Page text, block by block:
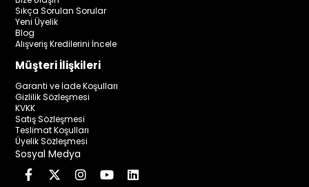
Sıkça Sorulan Sorular
Yeni Üyelik
Blog
Alışveriş Kredilerini İncele
Müşteri İlişkileri
Garanti ve İade Koşulları
Gizlilik Sözleşmesi
KVKK
Satış Sözleşmesi
Teslimat Koşulları
Üyelik Sözleşmesi
Sosyal Medya